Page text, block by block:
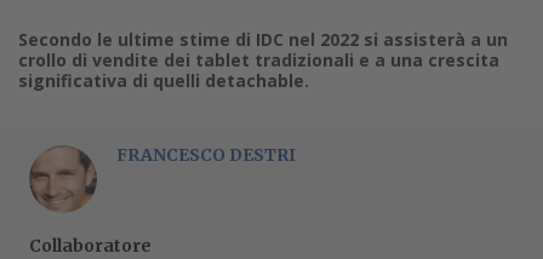
Secondo le ultime stime di IDC nel 2022 si assisterà a un
crollo di vendite dei tablet tradizionali e a una crescita
significativa di quelli detachable.
FRANCESCO DESTRI
Collaboratore